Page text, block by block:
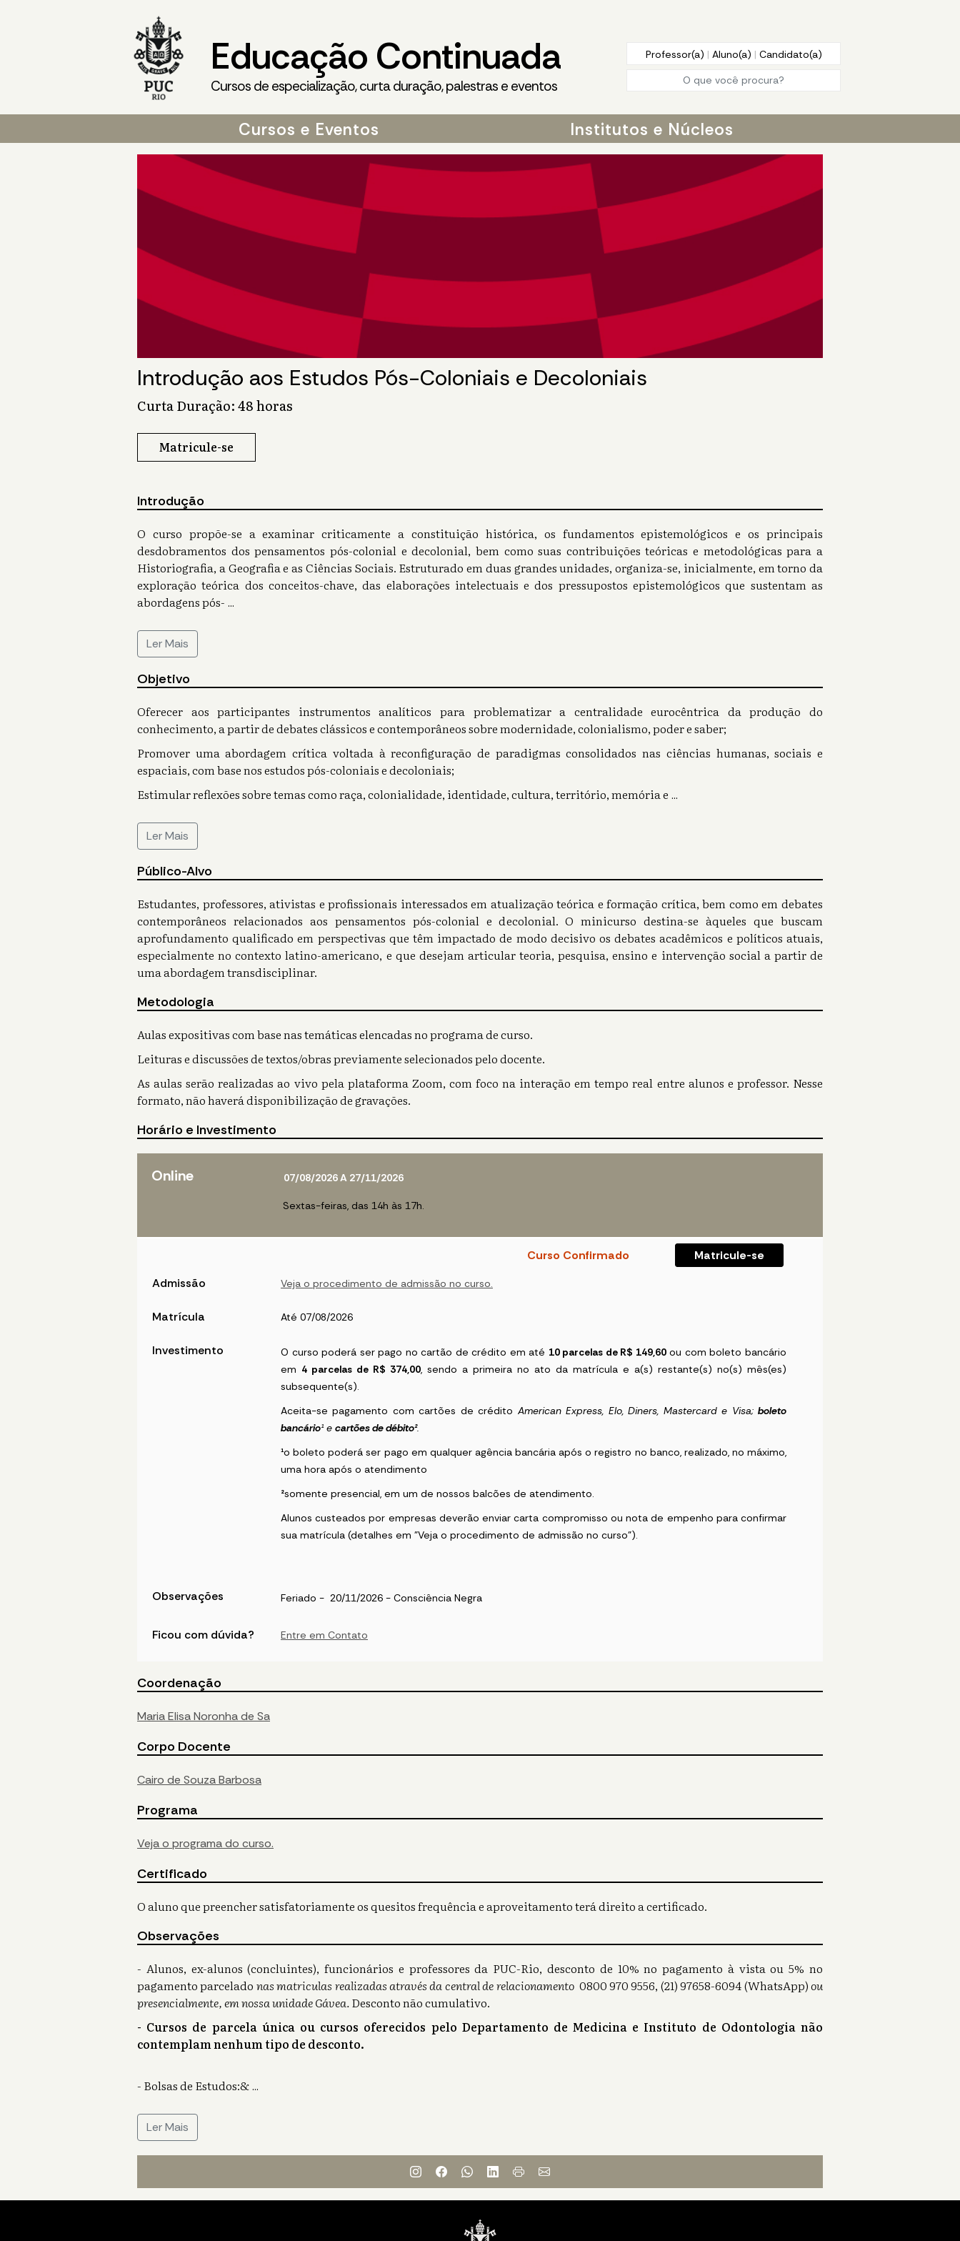
Educação Continuada
Cursos de especialização, curta duração, palestras e eventos
Professor(a) | Aluno(a) | Candidato(a)
Cursos e Eventos Institutos e Núcleos
Introdução aos Estudos Pós-Coloniais e Decoloniais
Curta Duração: 48 horas
Matricule-se
Introdução
O curso propõe-se a examinar criticamente a constituição histórica, os fundamentos epistemológicos e os principais
desdobramentos dos pensamentos pós-colonial e decolonial, bem como suas contribuições teóricas e metodológicas para a
Historiografia, a Geografia e as Ciências Sociais. Estruturado em duas grandes unidades, organiza-se, inicialmente, em torno da
exploração teórica dos conceitos-chave, das elaborações intelectuais e dos pressupostos epistemológicos que sustentam as
abordagens pós- ...
Ler Mais
Objetivo
Oferecer aos participantes instrumentos analíticos para problematizar a centralidade eurocêntrica da produção do
conhecimento, a partir de debates clássicos e contemporâneos sobre modernidade, colonialismo, poder e saber;
Promover uma abordagem crítica voltada à reconfiguração de paradigmas consolidados nas ciências humanas, sociais e
espaciais, com base nos estudos pós-coloniais e decoloniais;
Estimular reflexões sobre temas como raça, colonialidade, identidade, cultura, território, memória e ...
Ler Mais
Público-Alvo
Estudantes, professores, ativistas e profissionais interessados em atualização teórica e formação crítica, bem como em debates
contemporâneos relacionados aos pensamentos pós-colonial e decolonial. O minicurso destina-se àqueles que buscam
aprofundamento qualificado em perspectivas que têm impactado de modo decisivo os debates acadêmicos e políticos atuais,
especialmente no contexto latino-americano, e que desejam articular teoria, pesquisa, ensino e intervenção social a partir de
uma abordagem transdisciplinar.
Metodologia
Aulas expositivas com base nas temáticas elencadas no programa de curso.
Leituras e discussões de textos/obras previamente selecionados pelo docente.
As aulas serão realizadas ao vivo pela plataforma Zoom, com foco na interação em tempo real entre alunos e professor. Nesse
formato, não haverá disponibilização de gravações.
Horário e Investimento
Online 07/08/2026 A 27/11/2026
Sextas-feiras, das 14h às 17h.
Curso Confirmado
Matricule-se
Admissão
Veja o procedimento de admissão no curso.
Matrícula Até 07/08/2026
Investimento O curso poderá ser pago no cartão de crédito em até 10 parcelas de R$ 149,60ou com boleto bancário
em 4 parcelas de R$ 374,00, sendo a primeira no ato da matrícula e a(s) restante(s) no(s) mês(es)
subsequente(s).
Aceita-se pagamento com cartões de crédito American Express, Elo, Diners, Mastercard e Visa;boleto
bancário¹e cartões de débito².
¹o boleto poderá ser pago em qualquer agência bancária após o registro no banco, realizado, no máximo,
uma hora após o atendimento
²somente presencial, em um de nossos balcões de atendimento.
Alunos custeados por empresas deverão enviar carta compromisso ou nota de empenho para confirmar
sua matrícula (detalhes em "Veja o procedimento de admissão no curso").
Observações Feriado - 20/11/2026 - Consciência Negra
Ficou com dúvida? Entre em Contato
Coordenação
Maria Elisa Noronha de Sa
Corpo Docente
Cairo de Souza Barbosa
Programa
Veja o programa do curso.
Certificado
O aluno que preencher satisfatoriamente os quesitos frequência e aproveitamento terá direito a certificado.
Observações
- Alunos, ex-alunos (concluintes), funcionários e professores da PUC-Rio, desconto de 10% no pagamento à vista ou 5% no
pagamento parcelado nas matriculas realizadas através da central de relacionamento0800 970 9556, (21) 97658-6094 (WhatsApp)ou
presencialmente, em nossa unidade Gávea.Desconto não cumulativo.
- Cursos de parcela única ou cursos oferecidos pelo Departamento de Medicina e Instituto de Odontologia não
contemplam nenhum tipo de desconto.
- Bolsas de Estudos:&...
Ler Mais